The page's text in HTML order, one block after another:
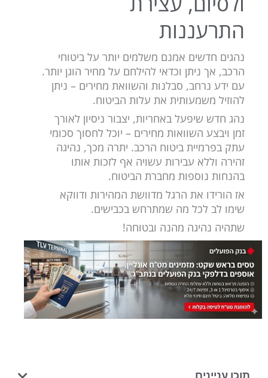
התרעננות
נהגים חדשים אמנם משלמים יותר על ביטוחי
הרכב, אך ניתן וכדאי להילחם על מחיר הוגן יותר.
עם ידע נרחב, סבלנות והשוואת מחירים – ניתן
להוזיל משמעותית את עלות הביטוח.
נהג חדש שיפעל באחריות, יצבור ניסיון לאורך
זמן ויבצע השוואות מחירים – יוכל לחסוך סכומי
עתק בפרמיית ביטוח הרכב. יתרה מכך, נהיגה
זהירה וללא עבירות עשויה אף לזכות אותו
בהנחות נוספות מחברת הביטוח.
אז הורידו את הרגל מדוושת המהירות ודווקא
שימו לב לכל מה שמתרחש בכבישים.
שתהיה נהיגה מהנה ובטוחה!
תוכן עניינים